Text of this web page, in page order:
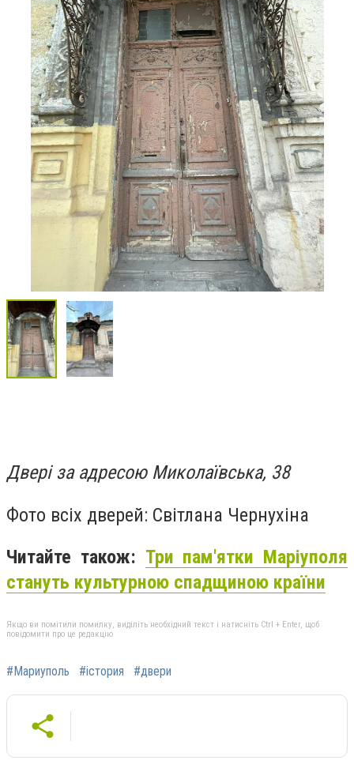
Двері за адресою Миколаївська, 38
Фото всіх дверей: Світлана Чернухіна
Читайте також: Три пам'ятки Маріуполя
стануть культурною спадщиною країни
Якщо ви помітили помилку, виділіть необхідний текст і натисніть Ctrl + Enter, щоб
повідомити про це редакцію
#Мариуполь #істория #двери